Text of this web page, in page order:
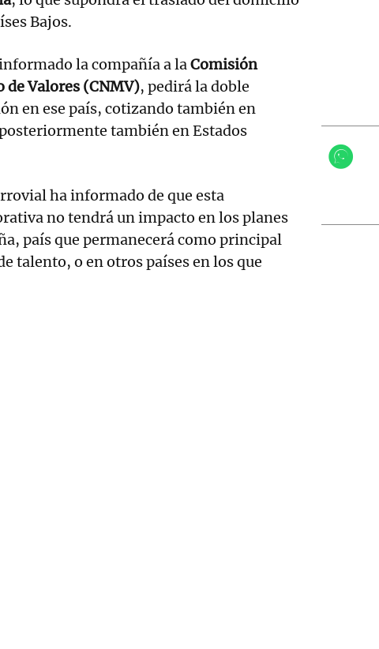
Bajos.
la compañía a laComisión
de Valores (CNMV), pedirá la doble
en ese país, cotizando también en
también en Estados
ha informado de que esta
no tendrá un impacto en los planes
país que permanecerá como principal
talento, o en otros países en los que